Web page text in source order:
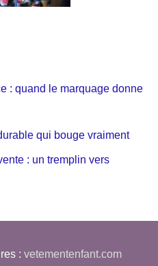
: quand le marquage donne
qui bouge vraiment
: un tremplin vers
: vetementenfant.com